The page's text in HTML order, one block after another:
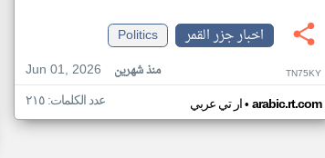
اخبار جزر القمر
Politics
Jun 01, 2026
منذ شهرين TN75KY
ار تي عربي• arabic.rt.com عدد الكلمات: ٢١٥